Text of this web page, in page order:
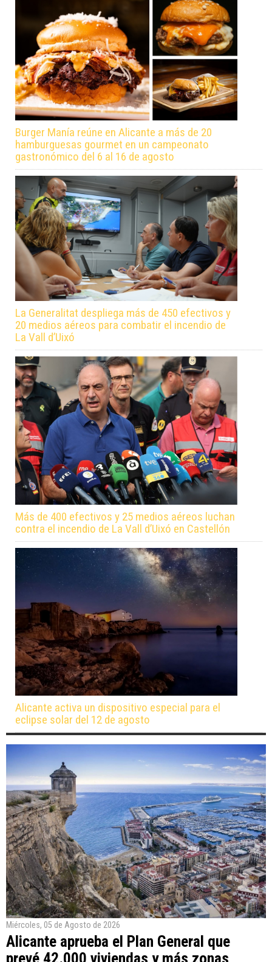
Burger Manía reúne en Alicante a más de 20
hamburguesas gourmet en un campeonato
gastronómico del 6 al 16 de agosto
La Generalitat despliega más de 450 efectivos y
20 medios aéreos para combatir el incendio de
La Vall d’Uixó
Más de 400 efectivos y 25 medios aéreos luchan
contra el incendio de La Vall d’Uixó en Castellón
Alicante activa un dispositivo especial para el
eclipse solar del 12 de agosto
Miércoles, 05 de Agosto de 2026
Alicante aprueba el Plan General que
prevé 42.000 viviendas y más zonas